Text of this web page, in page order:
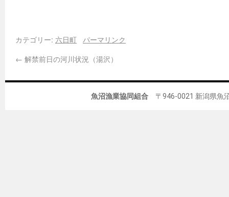
カテゴリー: 六日町
パーマリンク
← 解禁前日の河川状況（湯沢）
魚沼漁業協同組合 〒946-0021 新潟県魚